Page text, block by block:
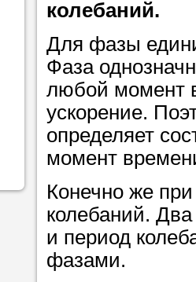
Больше не
голову, к
помощью -
Nado5.ru!
Наши
помогут
колебаний.
Для фазы
Фаза
любой момент
ускорение.
определяет
момент
Конечно же
колебаний.
и период
фазами.